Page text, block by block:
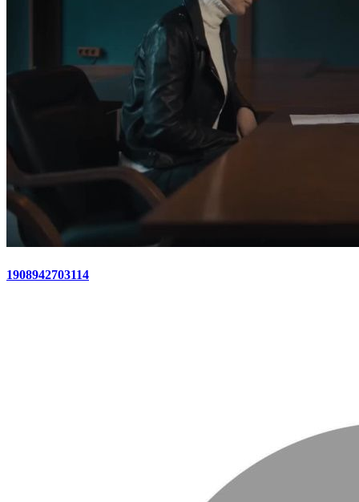
1908942703114